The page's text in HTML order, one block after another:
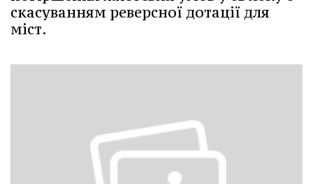
скасуванням реверсної дотації для
міст.